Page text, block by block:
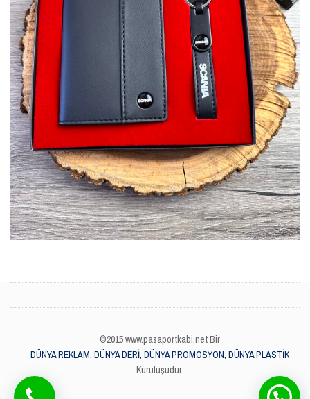
©2015 www.pasaportkabi.net Bir
DÜNYA REKLAM, DÜNYA DERİ, DÜNYA PROMOSYON, DÜNYA PLASTİK
Kuruluşudur.